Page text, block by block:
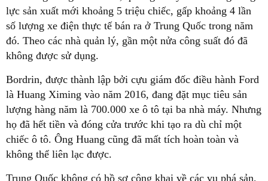
lực sản xuất mới khoảng 5 triệu chiếc, gấp khoảng 4 lần
số lượng xe điện thực tế bán ra ở Trung Quốc trong năm
đó. Theo các nhà quản lý, gần một nửa công suất đó đã
không được sử dụng.
Bordrin, được thành lập bởi cựu giám đốc điều hành Ford
là Huang Ximing vào năm 2016, đang đặt mục tiêu sản
lượng hàng năm là 700.000 xe ô tô tại ba nhà máy. Nhưng
họ đã hết tiền và đóng cửa trước khi tạo ra dù chỉ một
chiếc ô tô. Ông Huang cũng đã mất tích hoàn toàn và
không thể liên lạc được.
Trung Quốc không có hồ sơ công khai về các vụ phá sản,